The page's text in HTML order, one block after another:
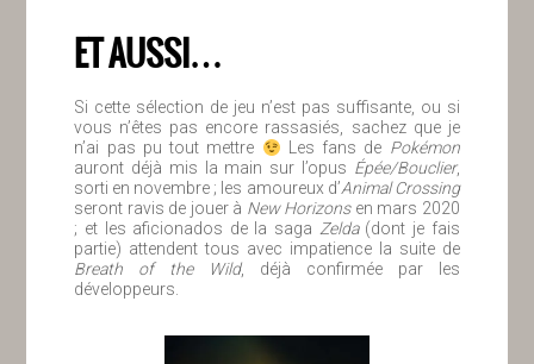
ET AUSSI…
Si cette sélection de jeu n’est pas suffisante, ou si
vous n’êtes pas encore rassasiés, sachez que je
n’ai pas pu tout mettre
Les fans de Pokémon
auront déjà mis la main sur l’opus Épée/Bouclier,
sorti en novembre ; les amoureux d’Animal Crossing
seront ravis de jouer à New Horizonsen mars 2020
; et les aficionados de la saga Zelda(dont je fais
partie) attendent tous avec impatience la suite de
Breath of the Wild, déjà confirmée par les
développeurs.